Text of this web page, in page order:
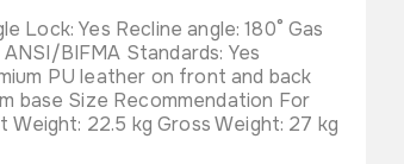
Lock: Yes Recline angle: 180° Gas
BIFMA Standards: Yes
PU leather on front and back
base Size Recommendation For
22.5 kg Gross Weight: 27 kg